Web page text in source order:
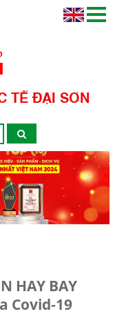
TẾ ĐẠI SƠN
HAY BAY
Covid-19